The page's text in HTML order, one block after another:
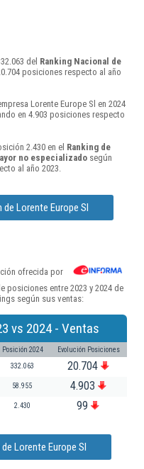
del Ranking Nacional de
posiciones respecto al año
Lorente Europe Sl en 2024
en 4.903 posiciones respecto
2.430 en el Ranking de
no especializado según
al año 2023.
Lorente Europe Sl
ofrecida por
posiciones entre 2023 y 2024 de
según sus ventas:
vs 2024 - Ventas
Posición 2024 Evolución Posiciones
332.063 20.704
58.955 4.903
2.430 99
Lorente Europe Sl